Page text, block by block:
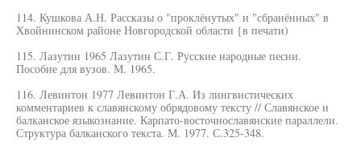
114. Кушкова А.Н. Рассказы о "проклёнутых" и "сбранённых" в
Хвойнинском районе Новгородской области {в печати)
115. Лазутин 1965 Лазутин С.Г. Русские народные песни.
Пособие для вузов. М. 1965.
116. Левинтон 1977 Левинтон Г.А. Из лингвистических
комментариев к славянскому обрядовому тексту // Славянское и
балканское языкознание. Карпато-восточнославянские параллели.
Структура балканского текста. М. 1977. С.325-348.